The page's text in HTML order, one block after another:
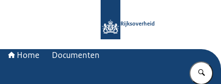
Rijksoverheid
Home Documenten